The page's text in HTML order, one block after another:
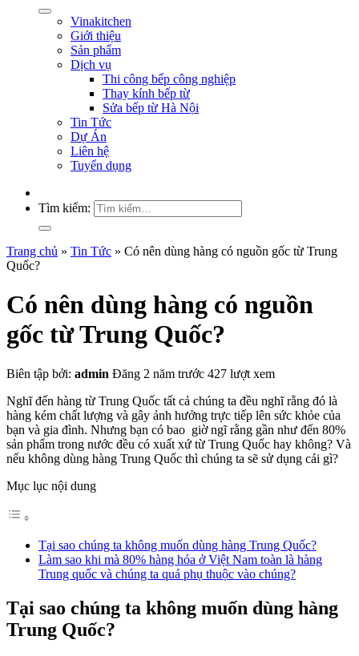
Vinakitchen
Giới thiệu
Sản phẩm
Dịch vụ
Thi công bếp công nghiệp
Thay kính bếp từ
Sửa bếp từ Hà Nội
Tin Tức
Dự Án
Liên hệ
Tuyển dụng
Tìm kiếm:
Trang chủ » Tin Tức » Có nên dùng hàng có nguồn gốc từ Trung
Quốc?
Có nên dùng hàng có nguồn
gốc từ Trung Quốc?
Biên tập bởi: admin Đăng 2 năm trước 427 lượt xem
Nghĩ đến hàng từ Trung Quốc tất cả chúng ta đều nghĩ rằng đó là
hàng kém chất lượng và gây ảnh hưởng trực tiếp lên sức khỏe của
bạn và gia đình. Nhưng bạn có bao giờ ngĩ rằng gần như đến 80%
sản phẩm trong nước đều có xuất xứ từ Trung Quốc hay không? Và
nếu không dùng hàng Trung Quốc thì chúng ta sẽ sử dụng cái gì?
Mục lục nội dung
Tại sao chúng ta không muốn dùng hàng Trung Quốc?
Làm sao khi mà 80% hàng hóa ở Việt Nam toàn là hàng
Trung quốc và chúng ta quá phụ thuộc vào chúng?
Tại sao chúng ta không muốn dùng hàng
Trung Quốc?